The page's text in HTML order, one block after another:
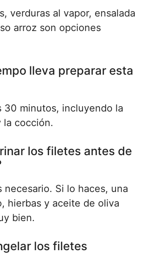
verduras al vapor, ensalada
arroz son opciones
lleva preparar esta
30 minutos, incluyendo la
la cocción.
los filetes antes de
necesario. Si lo haces, una
hierbas y aceite de oliva
bien.
los filetes